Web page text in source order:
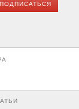
ПОДПИСАТЬСЯ